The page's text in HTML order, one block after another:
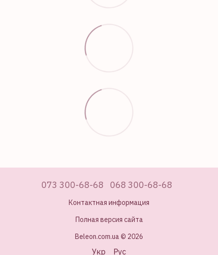
073 300-68-68 068 300-68-68
Контактная информация
Полная версия сайта
Beleon.com.ua © 2026
Укр Рус